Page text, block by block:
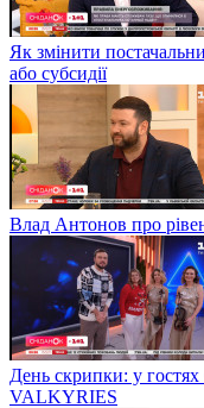
Як змінити
або субсидії
Влад Антонов про
День скрипки: у
VALKYRIES